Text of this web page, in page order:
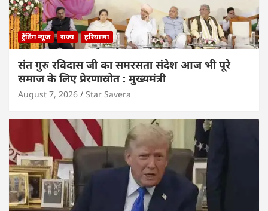
ट्रेंडिंग न्यूज राज्य हरियाणा
संत गुरु रविदास जी का समरसता संदेश आज भी पूरे
समाज के लिए प्रेरणास्रोत : मुख्यमंत्री
August 7, 2026 Star Savera